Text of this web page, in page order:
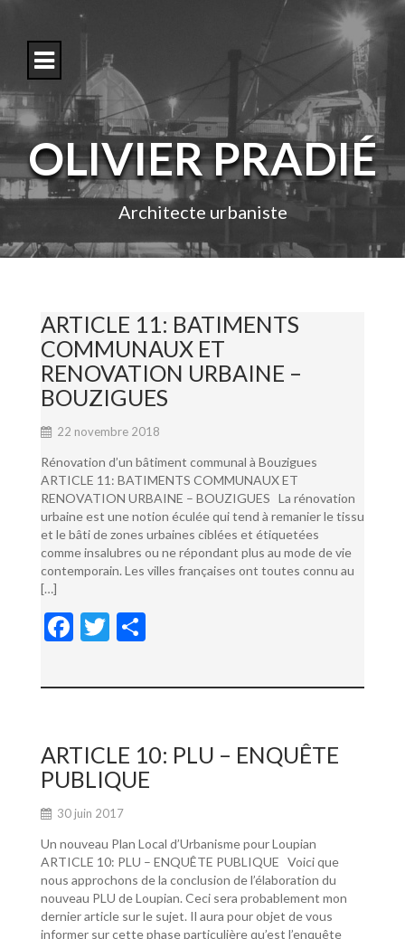
o
c
n
e
OLIVIER PRADIÉ
Architecte urbaniste
ARTICLE 11: BATIMENTS
COMMUNAUX ET
RENOVATION URBAINE –
BOUZIGUES
22 novembre 2018
Rénovation d’un bâtiment communal à Bouzigues
ARTICLE 11: BATIMENTS COMMUNAUX ET
RENOVATION URBAINE – BOUZIGUES La rénovation
urbaine est une notion éculée qui tend à remanier le tissu
et le bâti de zones urbaines ciblées et étiquetées
comme insalubres ou ne répondant plus au mode de vie
contemporain. Les villes françaises ont toutes connu au
[…]
F
e
o
o
k
T
itt ta
er
ARTICLE 10: PLU – ENQUÊTE
PUBLIQUE
30 juin 2017
Un nouveau Plan Local d’Urbanisme pour Loupian
ARTICLE 10: PLU – ENQUÊTE PUBLIQUE Voici que
nous approchons de la conclusion de l’élaboration du
nouveau PLU de Loupian. Ceci sera probablement mon
dernier article sur le sujet. Il aura pour objet de vous
informer sur cette phase particulière qu’est l’enquête